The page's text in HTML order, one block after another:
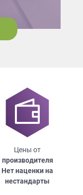
Цены от
производителя
Нет наценки на
нестандарты